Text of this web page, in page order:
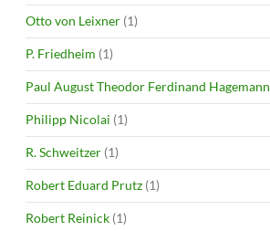
Otto von Leixner (1)
P. Friedheim (1)
Paul August Theodor Ferdinand Hagemann
Philipp Nicolai (1)
R. Schweitzer (1)
Robert Eduard Prutz (1)
Robert Reinick (1)